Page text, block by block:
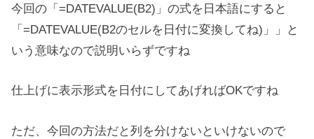
今回の「=DATEVALUE(B2)」の式を日本語にすると
「=DATEVALUE(B2のセルを日付に変換してね)」」と
いう意味なので説明いらずですね
仕上げに表示形式を日付にしてあげればOKですね
ただ、今回の方法だと列を分けないといけないので